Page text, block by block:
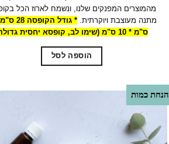
₪20.00.
מהמוצרים המפנקים שלנו, ונשמח לארוז הכל
מתנה מעוצבת ויוקרתית.
ס"מ * 10 ס"מ (שימו לב, קופסא יחסית גדולה)
הוספה לסל
הנחת כמות